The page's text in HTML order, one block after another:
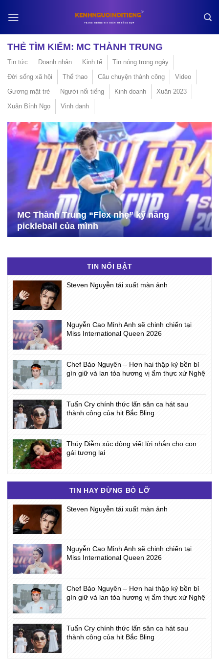
THẺ TÌM KIẾM: MC THÀNH TRUNG
Tin tức Doanh nhân Kinh tế
Tin nóng trong ngày
Đời sống xã hội
Thể thao Câu chuyện thành công
Video
Gương mặt trẻ
Người nổi tiếng Kinh doanh
Xuân 2023
Xuân Bính Ngọ
Vinh danh
MC Thành Trung “Flex nhẹ” kỹ năng
pickleball của mình
TIN NỔI BẬT
Steven Nguyễn tái xuất màn ảnh
Nguyễn Cao Minh Anh sẽ chinh chiến tại
Miss International Queen 2026
Chef Bảo Nguyên – Hơn hai thập kỷ bền bỉ
gìn giữ và lan tỏa hương vị ẩm thực xứ Nghệ
Tuấn Cry chính thức lấn sân ca hát sau
thành công của hit Bắc Bling
Thúy Diễm xúc động viết lời nhắn cho con
gái tương lai
TIN HAY ĐỪNG BỎ LỠ
Steven Nguyễn tái xuất màn ảnh
Nguyễn Cao Minh Anh sẽ chinh chiến tại
Miss International Queen 2026
Chef Bảo Nguyên – Hơn hai thập kỷ bền bỉ
gìn giữ và lan tỏa hương vị ẩm thực xứ Nghệ
Tuấn Cry chính thức lấn sân ca hát sau
thành công của hit Bắc Bling